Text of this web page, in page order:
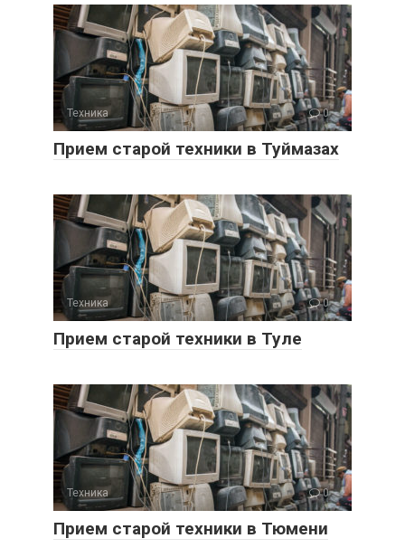
Техника 0
Прием старой техники в Туймазах
Техника 0
Прием старой техники в Туле
Техника 0
Прием старой техники в Тюмени